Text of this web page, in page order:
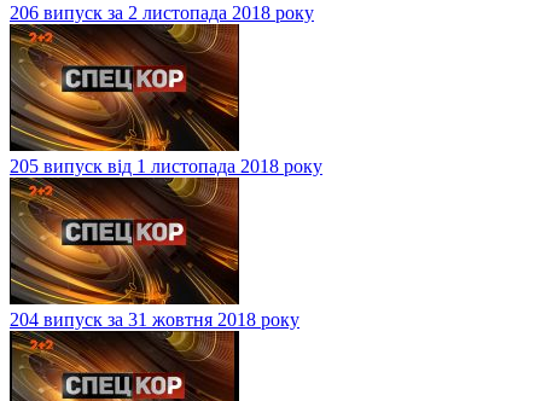
206 випуск за 2 листопада 2018 року
205 випуск від 1 листопада 2018 року
204 випуск за 31 жовтня 2018 року